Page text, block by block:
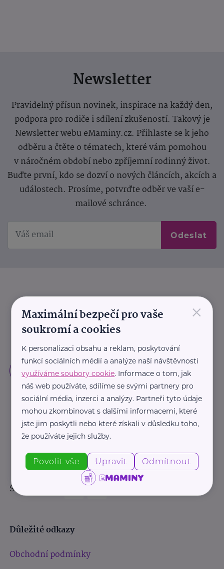
Newsletter
Pravidelný přísun novinek, inspirace na každý den,
podpora pro rodiče i sdílení zkušeností. Takový je
Newsletter webu eMaminy.cz. Přihlaste se k jeho
odběru a čtěte o tématech, které vám pomohou
v náročném období nebo zpříjemní rodinný život.
Buďte první, kdo se dozví o nových článcích, akcích a
událostech. Prosíme, potvrďte odběr ve vaší e-
mailové schránce.
Odeslat
Sledujte nás:
Důležité odkazy
Obchodní podmínky
×
Maximální bezpečí pro vaše
soukromí a cookies
K personalizaci obsahu a reklam, poskytování
funkcí sociálních médií a analýze naší návštěvnosti
využíváme soubory cookie. Informace o tom, jak
náš web používáte, sdílíme se svými partnery pro
sociální média, inzerci a analýzy. Partneři tyto údaje
mohou zkombinovat s dalšími informacemi, které
jste jim poskytli nebo které získali v důsledku toho,
že používáte jejich služby.
Povolit vše Upravit Odmítnout